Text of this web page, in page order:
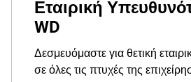
Εταιρική
WD
Δεσμευόμαστε για θετική
σε όλες τις πτυχές της